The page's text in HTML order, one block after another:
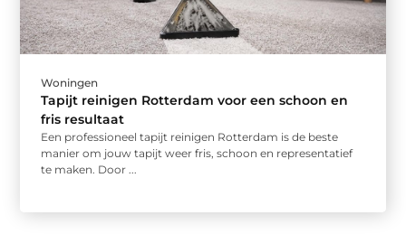
Woningen
Tapijt reinigen Rotterdam voor een schoon en
fris resultaat
Een professioneel tapijt reinigen Rotterdam is de beste
manier om jouw tapijt weer fris, schoon en representatief
te maken. Door ...